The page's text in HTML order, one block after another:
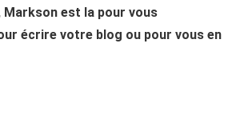
Markson est la pour vous
écrire votre blog ou pour vous en